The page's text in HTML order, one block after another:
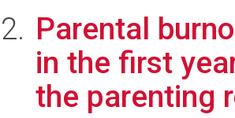
Parental
in the first
the parenting